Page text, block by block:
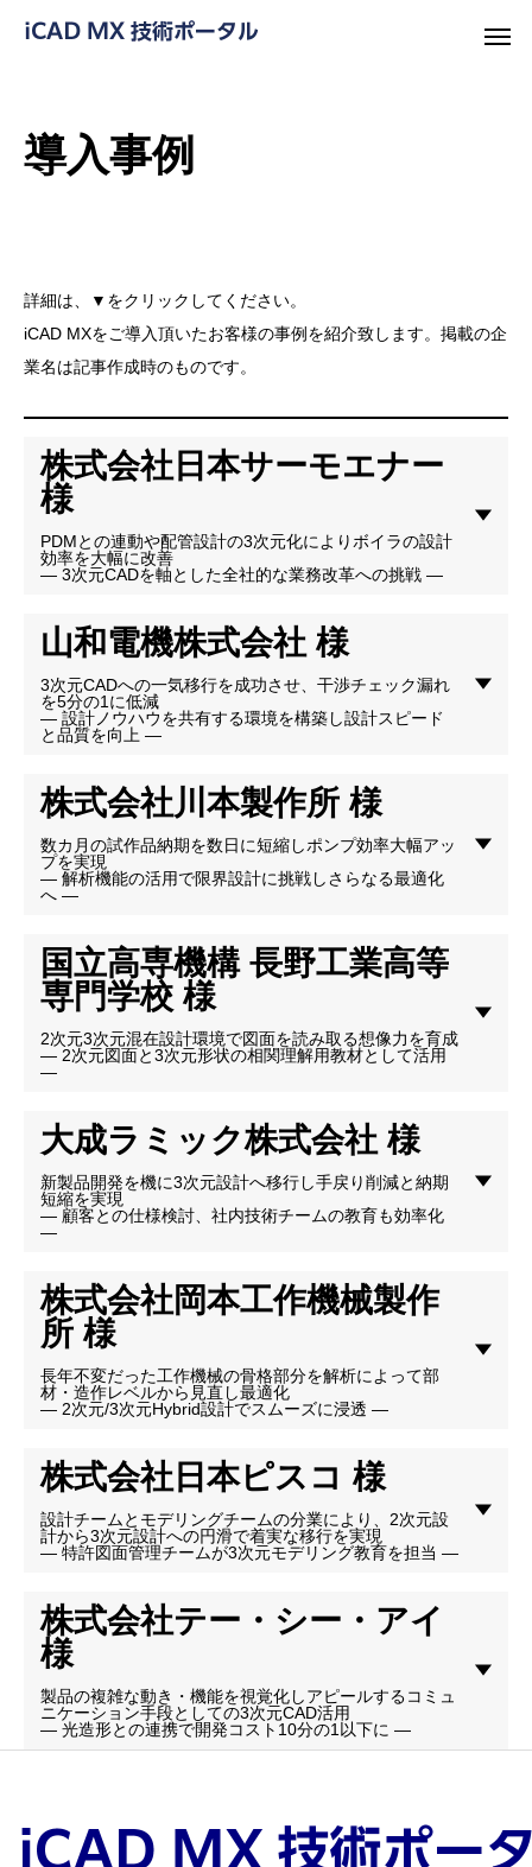
導入事例
詳細は、▼をクリックしてください。
iCAD MXをご導入頂いたお客様の事例を紹介致します。掲載の企
業名は記事作成時のものです。
株式会社日本サーモエナー
様
PDMとの連動や配管設計の3次元化によりボイラの設計
効率を大幅に改善
― 3次元CADを軸とした全社的な業務改革への挑戦 ―
山和電機株式会社 様
3次元CADへの一気移行を成功させ、干渉チェック漏れ
を5分の1に低減
― 設計ノウハウを共有する環境を構築し設計スピード
と品質を向上 ―
株式会社川本製作所 様
数カ月の試作品納期を数日に短縮しポンプ効率大幅アッ
プを実現
― 解析機能の活用で限界設計に挑戦しさらなる最適化
へ ―
国立高専機構 長野工業高等
専門学校 様
2次元3次元混在設計環境で図面を読み取る想像力を育成
― 2次元図面と3次元形状の相関理解用教材として活用
―
大成ラミック株式会社 様
新製品開発を機に3次元設計へ移行し手戻り削減と納期
短縮を実現
― 顧客との仕様検討、社内技術チームの教育も効率化
―
株式会社岡本工作機械製作
所 様
長年不変だった工作機械の骨格部分を解析によって部
材・造作レベルから見直し最適化
― 2次元/3次元Hybrid設計でスムーズに浸透 ―
株式会社日本ピスコ 様
設計チームとモデリングチームの分業により、2次元設
計から3次元設計への円滑で着実な移行を実現
― 特許図面管理チームが3次元モデリング教育を担当 ―
株式会社テー・シー・アイ
様
製品の複雑な動き・機能を視覚化しアピールするコミュ
ニケーション手段としての3次元CAD活用
― 光造形との連携で開発コスト10分の1以下に ―